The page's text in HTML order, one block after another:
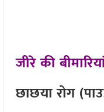
जीरे की
छाछया रोग